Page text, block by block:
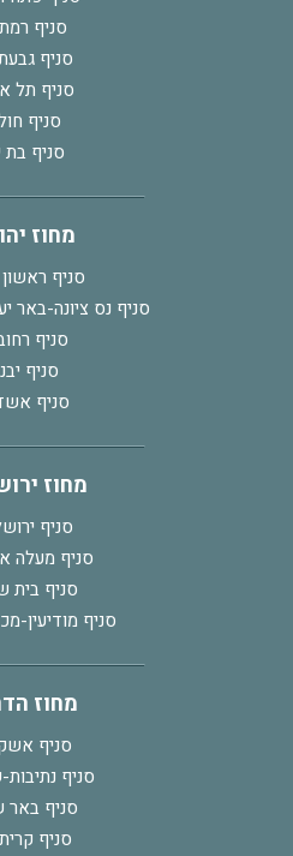
סניף
סניף
סניף תל
סניף
סניף בת
מחוז
סניף ראשון
סניף נס ציונה-באר
סניף
סניף
סניף
מחוז
סניף
סניף מעלה
סניף
סניף מודיעין-
מחוז
סניף
סניף
סניף
סניף